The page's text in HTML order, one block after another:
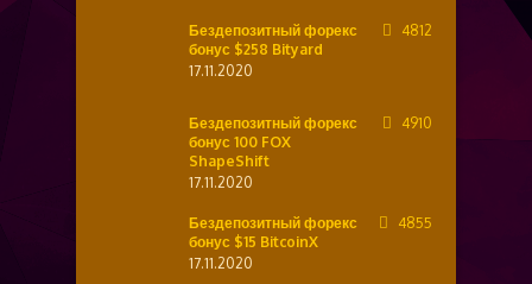
Бездепозитный форекс
бонус $258 Bityard
17.11.2020
4812
Бездепозитный форекс
бонус 100 FOX
ShapeShift
17.11.2020
4910
Бездепозитный форекс
бонус $15 BitcoinX
17.11.2020
4855